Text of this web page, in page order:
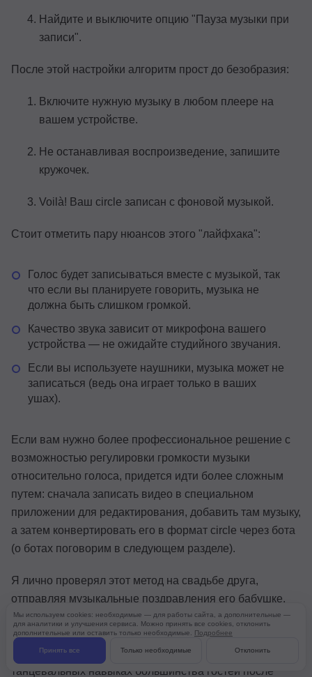
Найдите и выключите опцию "Пауза музыки при
записи".
После этой настройки алгоритм прост до безобразия:
Включите нужную музыку в любом плеере на
вашем устройстве.
Не останавливая воспроизведение, запишите
кружочек.
Voilà! Ваш circle записан с фоновой музыкой.
Стоит отметить пару нюансов этого "лайфхака":
Голос будет записываться вместе с музыкой, так
что если вы планируете говорить, музыка не
должна быть слишком громкой.
Качество звука зависит от микрофона вашего
устройства — не ожидайте студийного звучания.
Если вы используете наушники, музыка может не
записаться (ведь она играет только в ваших
ушах).
Если вам нужно более профессиональное решение с
возможностью регулировки громкости музыки
относительно голоса, придется идти более сложным
путем: сначала записать видео в специальном
приложении для редактирования, добавить там музыку,
а затем конвертировать его в формат circle через бота
(о ботах поговорим в следующем разделе).
Я лично проверял этот метод на свадьбе друга,
отправляя музыкальные поздравления его бабушке,
которая сидела за соседним столом и категорически
отказывалась пользоваться чем-либо, кроме Telegram.
Работает без нареканий — чего не скажешь о
танцевальных навыках большинства гостей после
Мы используем cookies: необходимые — для работы сайта, а дополнительные —
для аналитики и улучшения сервиса. Можно принять все cookies, отклонить
дополнительные или оставить только необходимые. Подробнее
Принять все Только необходимые Отклонить